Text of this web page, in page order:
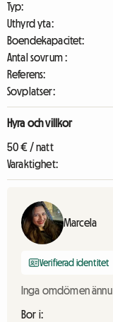
Typ:
Uthyrd yta:
Boendekapacitet:
Antal sovrum :
Referens:
Sovplatser:
Hyra och villkor
50 € / natt
Varaktighet:
Marcela
Verifierad identitet
Inga omdömen ännu
Bor i: